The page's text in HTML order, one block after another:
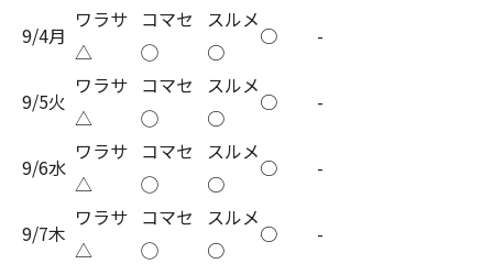
9/4月
ワラサ
△
コマセ
◯
スルメ
○
○ -
9/5火
ワラサ
△
コマセ
◯
スルメ
○
○ -
9/6水
ワラサ
△
コマセ
◯
スルメ
○
○ -
9/7木
ワラサ
△
コマセ
◯
スルメ
○
○ -